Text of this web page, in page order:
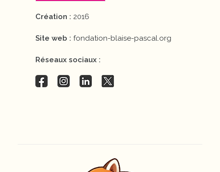
Création : 2016
Site web : fondation-blaise-pascal.org
Réseaux sociaux :